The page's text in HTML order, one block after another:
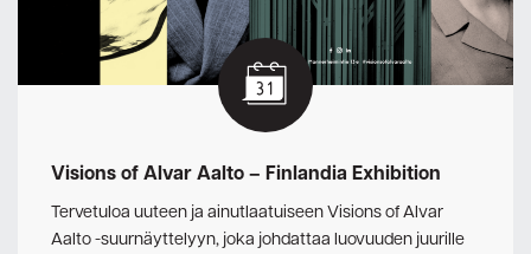
Visions of Alvar Aalto – Finlandia Exhibition
Tervetuloa uuteen ja ainutlaatuiseen Visions of Alvar
Aalto -suurnäyttelyyn, joka johdattaa luovuuden juurille